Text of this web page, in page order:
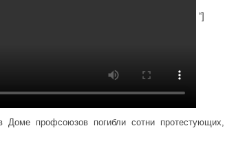
“]
Доме профсоюзов погибли сотни протестующих,